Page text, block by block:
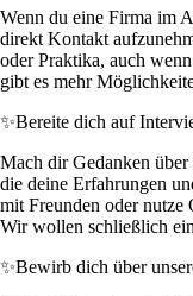
Wenn du eine Firma im
direkt Kontakt
oder Praktika, auch
gibt es mehr
✨Bereite dich auf
Mach dir Gedanken
die deine Erfahrungen
mit Freunden oder nutze
Wir wollen schließlich
✨Bewirb dich über